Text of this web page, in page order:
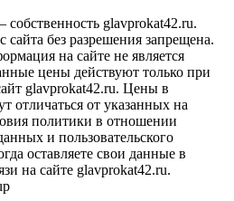
glavprokat42.ru.
без разрешения запрещена.
на сайте не является
цены действуют только при
glavprokat42.ru. Цены в
отличаться от указанных на
политики в отношении
и пользовательского
оставляете свои данные в
на сайте glavprokat42.ru.